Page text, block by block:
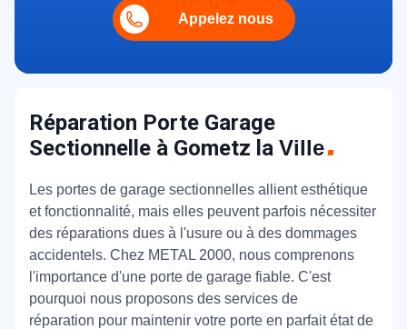
Appelez nous
Réparation Porte Garage
Sectionnelle à Gometz la Ville
Les portes de garage sectionnelles allient esthétique
et fonctionnalité, mais elles peuvent parfois nécessiter
des réparations dues à l'usure ou à des dommages
accidentels. Chez METAL 2000, nous comprenons
l'importance d'une porte de garage fiable. C'est
pourquoi nous proposons des services de
réparation pour maintenir votre porte en parfait état de